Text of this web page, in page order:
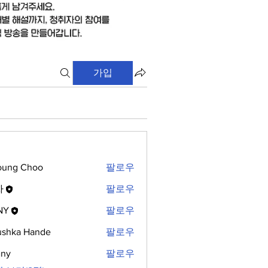
가입
Choo
팔로우
팔로우
팔로우
Hande 팔로우
팔로우